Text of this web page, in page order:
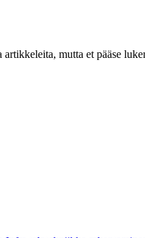
mutta et pääse